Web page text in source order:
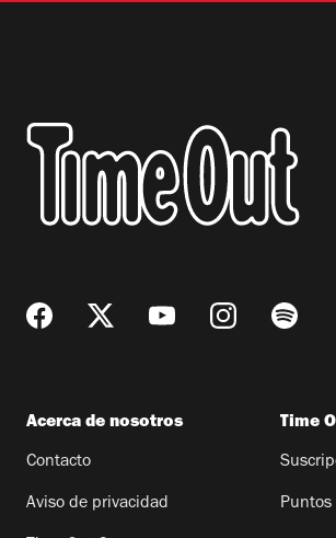
Acerca de nosotros
Contacto
Aviso de privacidad
Time